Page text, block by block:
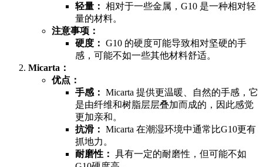
轻量： 相对于一些金属，G10 是一种相对轻
量的材料。
注意事项：
硬度： G10 的硬度可能导致相对坚硬的手
感，可能不如一些其他材料舒适。
Micarta：
优点：
手感： Micarta 提供更温暖、自然的手感，它
是由纤维和树脂层层叠加而成的，因此感觉
更加亲和。
抗滑： Micarta 在潮湿环境中通常比G10更有
抓地力。
耐磨性： 具有一定的耐磨性，但可能不如